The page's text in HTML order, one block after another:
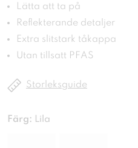
Lätta att ta på
Reflekterande detaljer
Extra slitstark tåkappa
Utan tillsatt PFAS
Storleksguide
Färg: Lila